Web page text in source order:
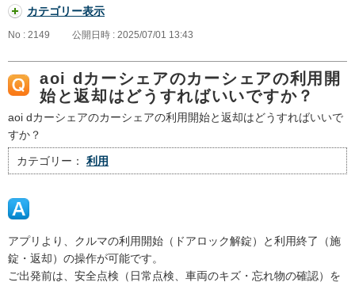
カテゴリー表示
No : 2149 公開日時 : 2025/07/01 13:43
aoi dカーシェアのカーシェアの利用開
始と返却はどうすればいいですか？
aoi dカーシェアのカーシェアの利用開始と返却はどうすればいいで
すか？
カテゴリー： 利用
アプリより、クルマの利用開始（ドアロック解錠）と利用終了（施
錠・返却）の操作が可能です。
ご出発前は、安全点検（日常点検、車両のキズ・忘れ物の確認）を